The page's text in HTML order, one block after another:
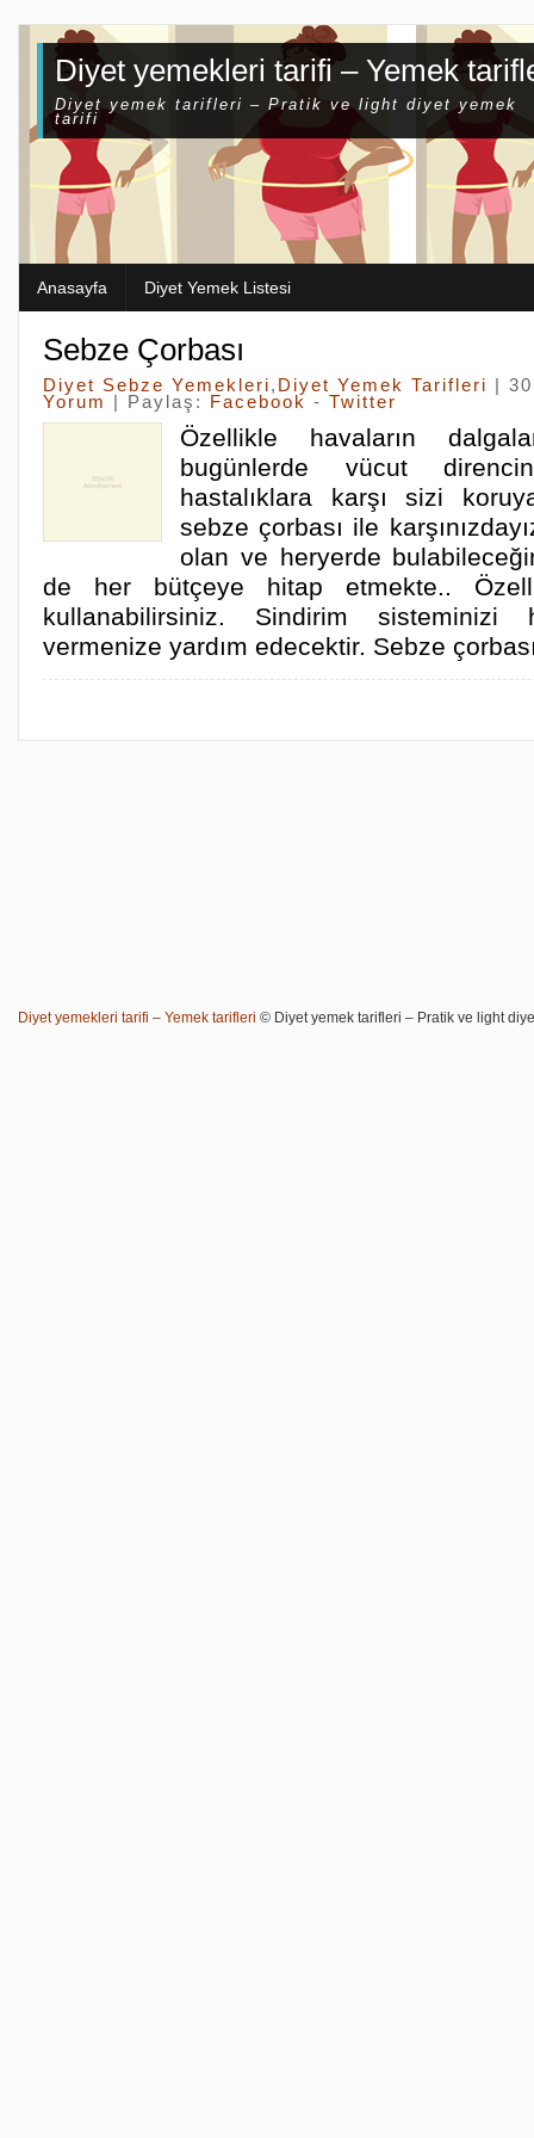
Diyet yemekleri tarifi – Yemek
Diyet yemek tarifleri – Pratik ve light diyet yemek
tarifi
Anasayfa Diyet Yemek Listesi
Sebze Çorbası
Diyet Sebze Yemekleri, Diyet Yemek Tarifleri
|
Yorum
| Paylaş: Facebook - Twitter
Özellikle havaların
bugünlerde vücut
hastalıklara karşı sizi
sebze çorbası ile
olan ve heryerde
de her bütçeye hitap etmekte..
kullanabilirsiniz. Sindirim sisteminizi
vermenize yardım edecektir. Sebze
Diyet yemekleri tarifi – Yemek tarifleri © Diyet yemek tarifleri – Pratik ve light